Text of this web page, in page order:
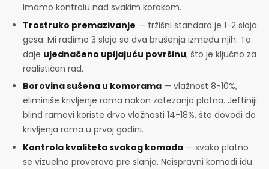
Imamo kontrolu nad svakim korakom.
Trostruko premazivanje — tržišni standard je 1-2 sloja
gesa. Mi radimo 3 sloja sa dva brušenja između njih. To
daje ujednačeno upijajuću površinu, što je ključno za
realističan rad.
Borovina sušena u komorama — vlažnost 8-10%,
eliminiše krivljenje rama nakon zatezanja platna. Jeftiniji
blind ramovi koriste drvo vlažnosti 14-18%, što dovodi do
krivljenja rama u prvoj godini.
Kontrola kvaliteta svakog komada — svako platno
se vizuelno proverava pre slanja. Neispravni komadi idu